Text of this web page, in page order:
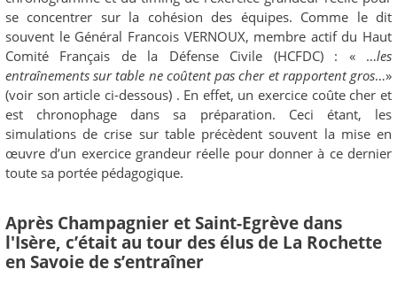
se concentrer sur la cohésion des équipes. Comme le dit
souvent le Général Francois VERNOUX, membre actif du Haut
Comité Français de la Défense Civile (HCFDC) : « …les
entraînements sur table ne coûtent pas cher et rapportent gros…»
(voir son article ci-dessous) . En effet, un exercice coûte cher et
est chronophage dans sa préparation. Ceci étant, les
simulations de crise sur table précèdent souvent la mise en
œuvre d’un exercice grandeur réelle pour donner à ce dernier
toute sa portée pédagogique.
Après Champagnier et Saint-Egrève dans
l'Isère, c’était au tour des élus de La Rochette
en Savoie de s’entraîner